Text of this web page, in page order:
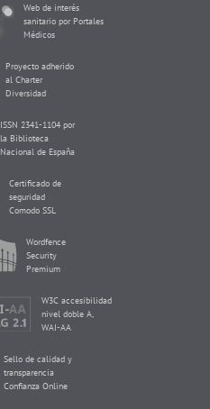
Web de interés
sanitario por Portales
Médicos
Proyecto adherido
al Charter
Diversidad
ISSN 2341-1104 por
la Biblioteca
Nacional de España
Certificado de
seguridad
Comodo SSL
Wordfence
Security
Premium
W3C accesibilidad
nivel doble A,
WAI-AA
Sello de calidad y
transparencia
Confianza Online